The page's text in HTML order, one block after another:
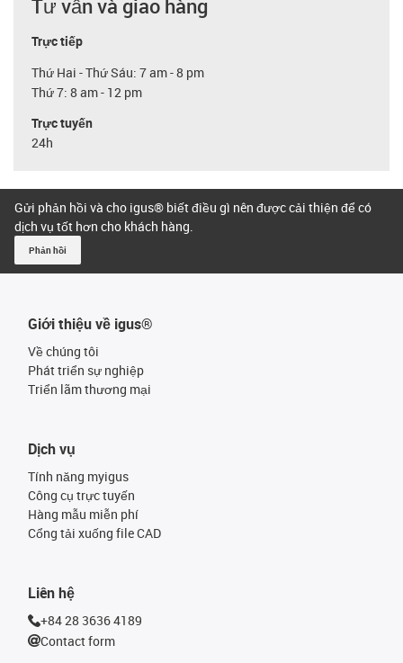
Tư vấn và giao hàng
Trực tiếp
Thứ Hai - Thứ Sáu: 7 am - 8 pm
Thứ 7: 8 am - 12 pm
Trực tuyến
24h
Gửi phản hồi và cho igus® biết điều gì nên được cải thiện để có
dịch vụ tốt hơn cho khách hàng.
Phản hồi
Giới thiệu về igus®
Về chúng tôi
Phát triển sự nghiệp
Triển lãm thương mại
Dịch vụ
Tính năng myigus
Công cụ trực tuyến
Hàng mẫu miễn phí
Cổng tải xuống file CAD
Liên hệ
+84 28 3636 4189
Contact form